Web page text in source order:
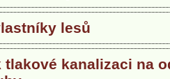
lesů
tlakové kanalizaci na